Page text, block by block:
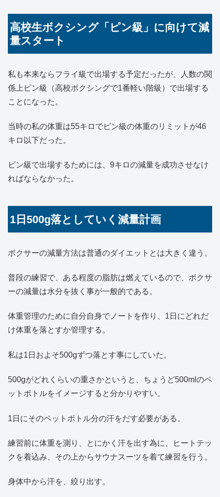
高校生ボクシング「ピン級」に向けて減
量スタート
私も本来ならフライ級で出場する予定だったが、人数の関
係上ピン級（高校ボクシングで1番軽い階級）で出場する
ことになった。
当時の私の体重は55キロでピン級の体重のリミットが46
キロ以下だった。
ピン級で出場するためには、9キロの減量を成功させなけ
ればならなかった。
1日500g落としていく減量計画
ボクサーの減量方法は普通のダイエットとは大きく違う。
普段の練習で、ある程度の脂肪は燃えているので、ボクサ
ーの減量は水分を抜く事が一般的である。
体重管理のために自分自身でノートを作り、1日にどれだ
け体重を落とすか管理する。
私は1日およそ500gずつ落とす事にしていた。
500gがどれくらいの重さかというと、ちょうど500mlのペ
ットボトルをイメージすると分かりやすい。
1日にそのペットボトル分の汗をだす必要がある。
練習前に体重を測り、とにかく汗を出す為に、ヒートテッ
クを着込み、その上からサウナスーツを着て練習を行う。
身体中から汗を、絞り出す。